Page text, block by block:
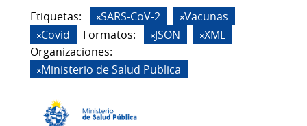
Etiquetas: SARS-CoV-2
Vacunas
Covid
Formatos: JSON
XML
Organizaciones:
Ministerio de Salud Publica